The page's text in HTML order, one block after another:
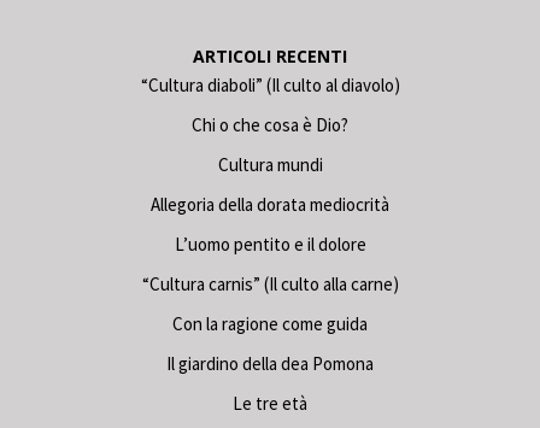
ARTICOLI RECENTI
“Cultura diaboli” (Il culto al diavolo)
Chi o che cosa è Dio?
Cultura mundi
Allegoria della dorata mediocrità
L’uomo pentito e il dolore
“Cultura carnis” (Il culto alla carne)
Con la ragione come guida
Il giardino della dea Pomona
Le tre età